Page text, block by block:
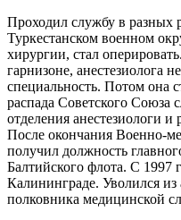
Проходил службу в разных
Туркестанском военном
хирургии, стал
гарнизоне, анестезиолога
специальность. Потом она
распада Советского Союза
отделения анестезиологи
После окончания Военно-
получил должность
Балтийского флота. С 1997
Калининграде. Уволился
полковника медицинской